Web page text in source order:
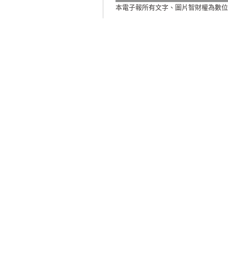
本電子報所有文字、圖片智財權為數